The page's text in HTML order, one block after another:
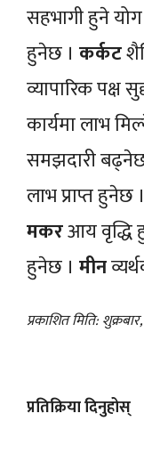
सहभागी हुने
हुनेछ । कर्कट
व्यापारिक पक्ष
कार्यमा लाभ
समझदारी
लाभ प्राप्त हुनेछ ।
मकरआय वृद्धि
हुनेछ । मीन
प्रकाशित मिति:
प्रतिक्रिया दिनुहोस्